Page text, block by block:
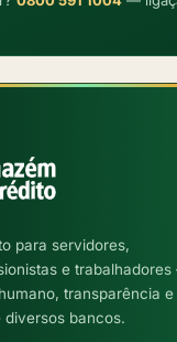
para servidores,
e
transparência e
bancos.